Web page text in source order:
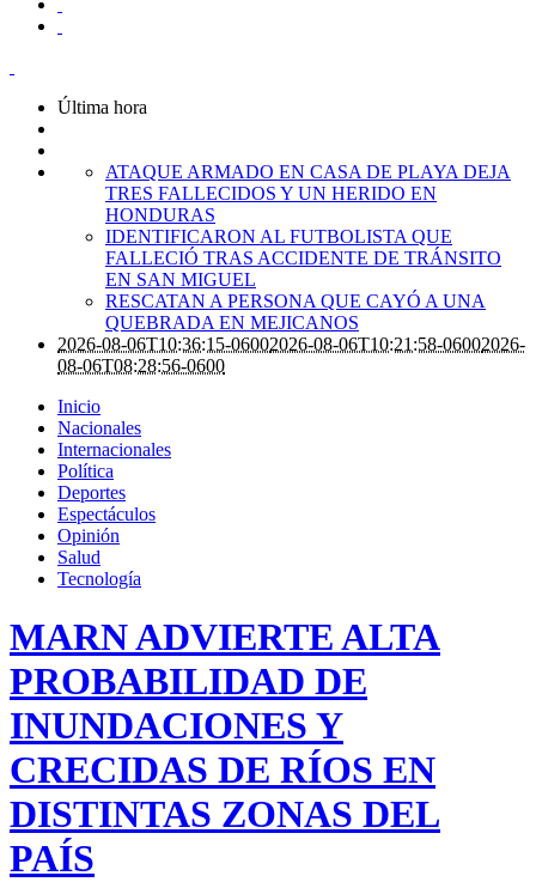
Última hora
ATAQUE ARMADO EN CASA DE PLAYA DEJA
TRES FALLECIDOS Y UN HERIDO EN
HONDURAS
IDENTIFICARON AL FUTBOLISTA QUE
FALLECIÓ TRAS ACCIDENTE DE TRÁNSITO
EN SAN MIGUEL
RESCATAN A PERSONA QUE CAYÓ A UNA
QUEBRADA EN MEJICANOS
2026-08-06T10:36:15-06002026-08-06T10:21:58-06002026-
08-06T08:28:56-0600
Inicio
Nacionales
Internacionales
Política
Deportes
Espectáculos
Opinión
Salud
Tecnología
MARN ADVIERTE ALTA
PROBABILIDAD DE
INUNDACIONES Y
CRECIDAS DE RÍOS EN
DISTINTAS ZONAS DEL
PAÍS